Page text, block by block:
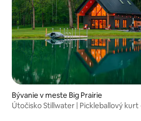
Bývanie v meste Big Prairie
Útočisko Stillwater | Pickleballový kurt